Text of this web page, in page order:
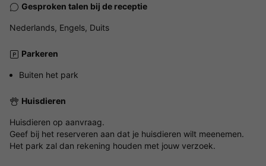
Gesproken talen bij de receptie
Nederlands, Engels, Duits
Parkeren
Buiten het park
Huisdieren
Huisdieren op aanvraag.
Geef bij het reserveren aan dat je huisdieren wilt meenemen.
Het park zal dan rekening houden met jouw verzoek.